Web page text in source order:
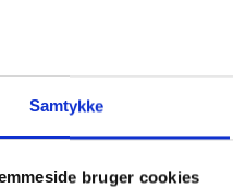
Samtykke
bruger cookies